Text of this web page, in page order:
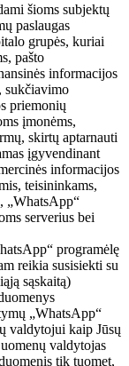
šioms subjektų
paslaugas
grupės, kuriai
pašto
informacijos
sukčiavimo
priemonių
įmonėms,
skirtų aptarnauti
įgyvendinant
informacijos
teisininkams,
„WhatsApp“
serverius bei
programėlę
reikia susisiekti su
sąskaitą)
„WhatsApp“
valdytojui kaip Jūsų
valdytojas
tik tuomet,